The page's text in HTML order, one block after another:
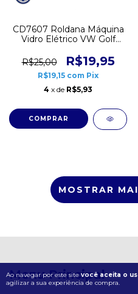
Ao navegar por este site você aceita o
agilizar a sua experiência de compra.
CD7607 Roldana Máquina
Vidro Elétrico VW Golf
R$25,00
R$19,95
R$19,15 com Pix
4 x de R$5,93
MOSTRAR
Menu Principal